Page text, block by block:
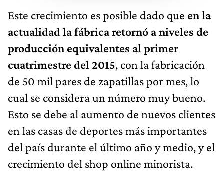
Este crecimiento es posible dado que en la
actualidad la fábrica retornó a niveles de
producción equivalentes al primer
cuatrimestre del 2015, con la fabricación
de 50 mil pares de zapatillas por mes, lo
cual se considera un número muy bueno.
Esto se debe al aumento de nuevos clientes
en las casas de deportes más importantes
del país durante el último año y medio, y el
crecimiento del shop online minorista.